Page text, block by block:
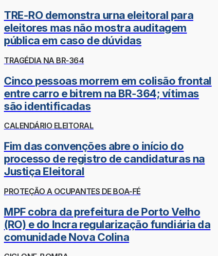
TRE-RO demonstra urna eleitoral para
eleitores mas não mostra auditagem
pública em caso de dúvidas
TRAGÉDIA NA BR-364
Cinco pessoas morrem em colisão frontal
entre carro e bitrem na BR-364; vítimas
são identificadas
CALENDÁRIO ELEITORAL
Fim das convenções abre o início do
processo de registro de candidaturas na
Justiça Eleitoral
PROTEÇÃO A OCUPANTES DE BOA-FÉ
MPF cobra da prefeitura de Porto Velho
(RO) e do Incra regularização fundiária da
comunidade Nova Colina